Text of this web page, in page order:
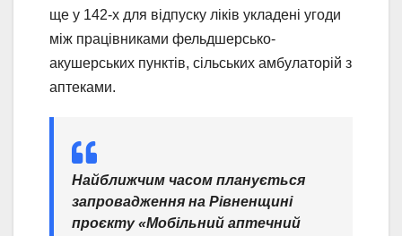
ще у 142-х для відпуску ліків укладені угоди
між працівниками фельдшерсько-
акушерських пунктів, сільських амбулаторій з
аптеками.
Найближчим часом планується
запровадження на Рівненщині
проєкту «Мобільний аптечний